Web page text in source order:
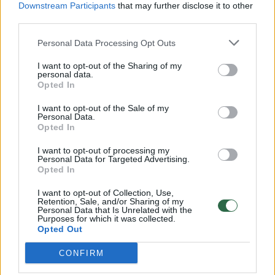
Downstream Participants that may further disclose it to other
Personal Data Processing Opt Outs
I want to opt-out of the Sharing of my
personal data.
Opted In
I want to opt-out of the Sale of my
Personal Data.
Opted In
I want to opt-out of processing my
Personal Data for Targeted Advertising.
Opted In
I want to opt-out of Collection, Use,
Retention, Sale, and/or Sharing of my
Personal Data that Is Unrelated with the
Purposes for which it was collected.
Opted Out
CONFIRM
00:00:57
32 laipsnių šilumos
Žinios | Orai
Nufilmavo, kaip patvino Vilniaus Vakarinis aplinkkelis:
vaizdas pribloškia
prisiminimais apie Kazimierą Prunskienę
Žinios | Lietuvos diena